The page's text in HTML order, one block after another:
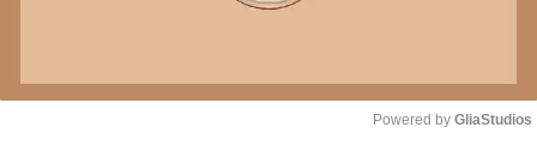
Powered by GliaStudios